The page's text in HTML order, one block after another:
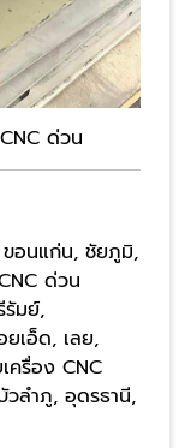
ด่วน
อนแก่น, ชัยภูมิ,
ด่วน
รัมย์,
ยเอ็ด, เลย,
ครื่อง CNC
ลำภู, อุดรธานี,